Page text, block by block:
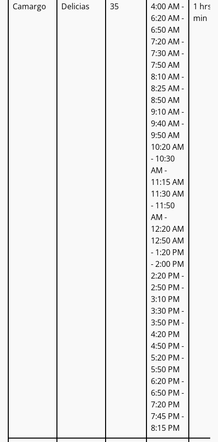
Camargo
Delicias 35
4:00 AM -
6:20 AM -
6:50 AM
7:20 AM -
7:30 AM -
7:50 AM
8:10 AM -
8:25 AM -
8:50 AM
9:10 AM -
9:40 AM -
9:50 AM
10:20 AM
- 10:30
AM -
11:15 AM
11:30 AM
- 11:50
AM -
12:20 AM
12:50 AM
- 1:20 PM
- 2:00 PM
2:20 PM -
2:50 PM -
3:10 PM
3:30 PM -
3:50 PM -
4:20 PM
4:50 PM -
5:20 PM -
5:50 PM
6:20 PM -
6:50 PM -
7:20 PM
7:45 PM -
8:15 PM
1 hrs
min